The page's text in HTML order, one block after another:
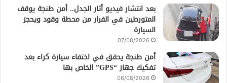
بعد انتشار فيديو أثار الجدل.. أمن طنجة يوقف
المتورطين في الفرار من محطة وقود ويحجز
السيارة
07/08/2026
أمن طنجة يحقق في اختفاء سيارة كراء بعد
تفكيك جهاز “GPS” الخاص بها
06/08/2026